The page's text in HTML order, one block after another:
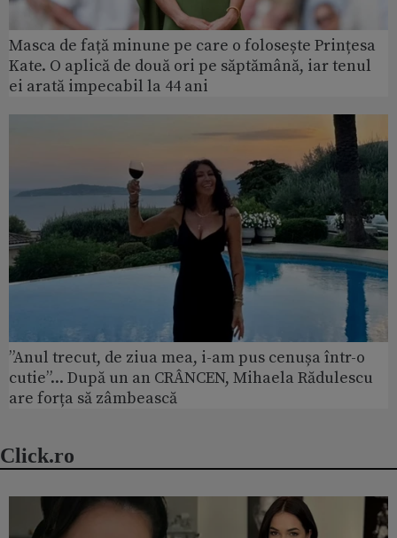
Masca de față minune pe care o folosește Prințesa
Kate. O aplică de două ori pe săptămână, iar tenul
ei arată impecabil la 44 ani
”Anul trecut, de ziua mea, i-am pus cenușa într-o
cutie”... După un an CRÂNCEN, Mihaela Rădulescu
are forța să zâmbească
Click.ro